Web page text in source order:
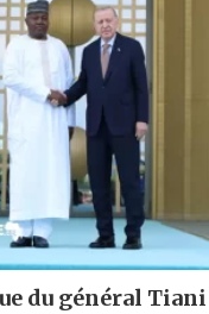
du général Tiani